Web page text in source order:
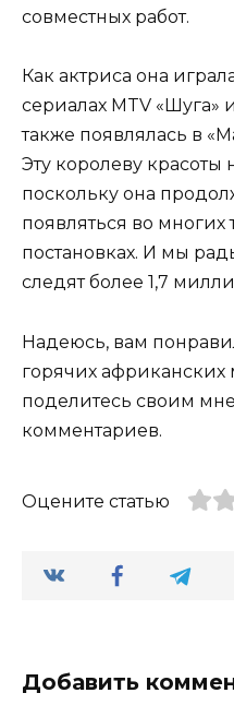
совместных работ.
Как актриса она
сериалах MTV «Шуга»
также появлялась в
Эту королеву красоты
поскольку она
появляться во
постановках. И мы
следят более 1,7
Надеюсь, вам
горячих африканских
поделитесь своим
комментариев.
Оцените статью
Добавить